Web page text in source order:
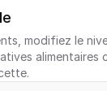
modifiez le
alimentaires